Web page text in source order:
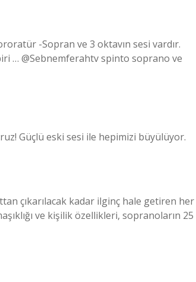
-Sopran ve 3 oktavın sesi vardır.
… @Sebnemferahtv spinto soprano ve
Güçlü eski sesi ile hepimizi büyülüyor.
çıkarılacak kadar ilginç hale getiren her
ve kişilik özellikleri, sopranoların 25